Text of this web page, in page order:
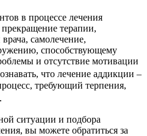
в процессе лечения
терапии,
самолечение,
способствующему
и отсутствие мотивации
что лечение аддикции –
требующий терпения,
ситуации и подбора
вы можете обратиться за